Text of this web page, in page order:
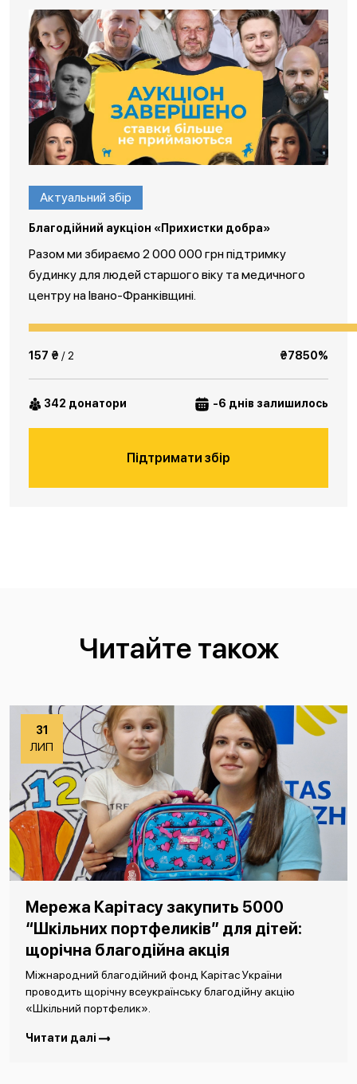
Актуальний збір
Благодійний аукціон «Прихистки добра»
Разом ми збираємо 2 000 000 грн підтримку
будинку для людей старшого віку та медичного
центру на Івано-Франківщині.
157 ₴ / 2 ₴7850%
342 донатори -6 днів залишилось
Підтримати збір
Читайте також
31
ЛИП
Мережа Карітасу закупить 5000
“Шкільних портфеликів” для дітей:
щорічна благодійна акція
Міжнародний благодійний фонд Карітас України
проводить щорічну всеукраїнську благодійну акцію
«Шкільний портфелик».
Читати далі